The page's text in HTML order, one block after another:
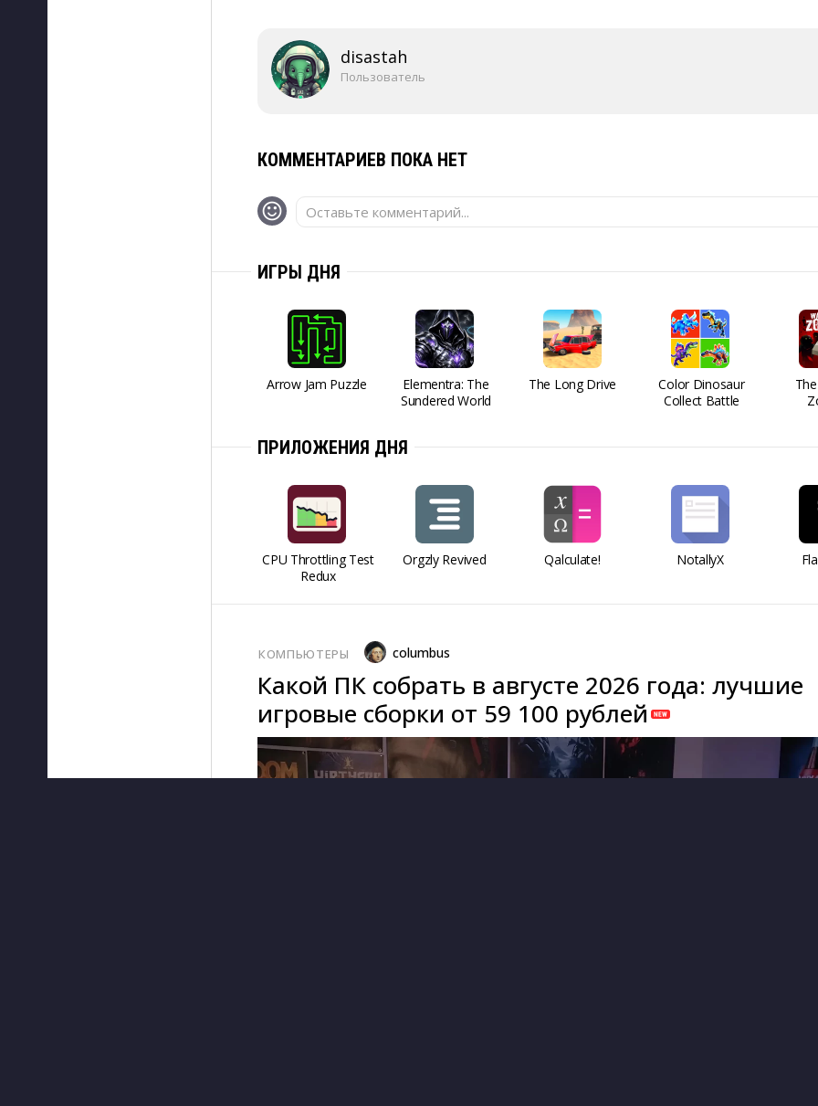
disastah
Пользователь
КОММЕНТАРИЕВ ПОКА НЕТ
Оставьте комментарий...
ИГРЫ ДНЯ
Arrow Jam Puzzle
Elementra: The
Sundered World
The Long Drive
Color Dinosaur
Collect Battle
ПРИЛОЖЕНИЯ ДНЯ
CPU Throttling Test
Redux
Orgzly Revived Qalculate! NotallyX
КОМПЬЮТЕРЫ columbus
Какой ПК собрать в августе 2026 года: лучшие
игровые сборки от 59 100 рублей